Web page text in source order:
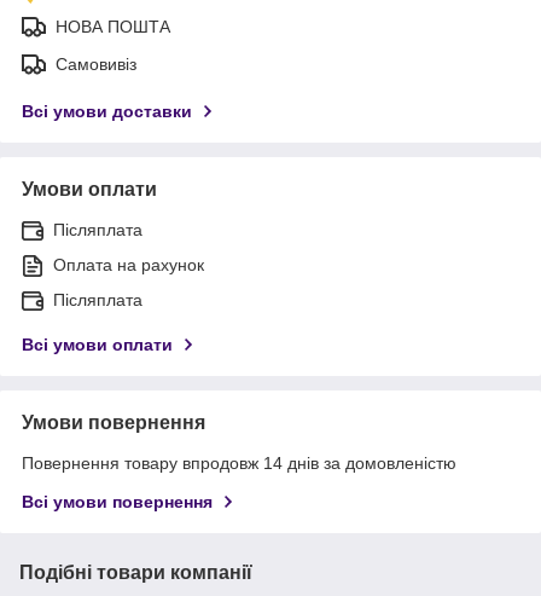
НОВА ПОШТА
Самовивіз
Всі умови доставки
Умови оплати
Післяплата
Оплата на рахунок
Післяплата
Всі умови оплати
Умови повернення
Повернення товару впродовж 14 днів за домовленістю
Всі умови повернення
Подібні товари компанії